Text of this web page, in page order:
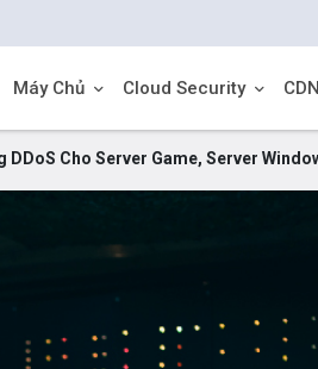
Máy Chủ Cloud Security CDN
DDoS Cho Server Game, Server